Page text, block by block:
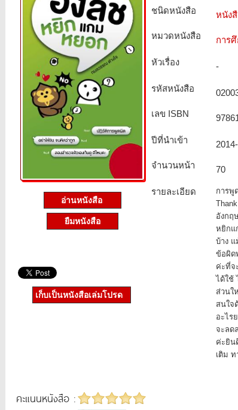
อ่านหนังสือ
ยืมหนังสือ
ชนิดหนังสือ­ หนัง
หมวดหนังสือ­ การ
หัวเรื่อง -
รหัสหนังสือ­
เลข ISBN
ปีที่นำเข้า
จำนวนหน้า 70
รายละเอียด
การพู
อังกฤ
หยิกแ
บ้าง
ข้อผิด
ค่ะที่จ
ได้ใช้
ส่วนใ
สนใจ
อะไร
จะลด
ค่ะยิน
เติม ท
เก็บเป็นหนังสือเล่มโปรด
คะแนนหนังสือ :